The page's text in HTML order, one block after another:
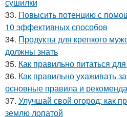
33. Повысить потенцию с
10 эффективных способов
34. Продукты для крепкого
должны знать
35. Как правильно питаться
36. Как правильно ухаживать
основные правила и
37. Улучшай свой огород: как
землю лопатой